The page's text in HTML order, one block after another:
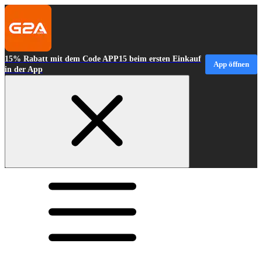
15% Rabatt mit dem Code APP15 beim ersten Einkauf
in der App
App öffnen